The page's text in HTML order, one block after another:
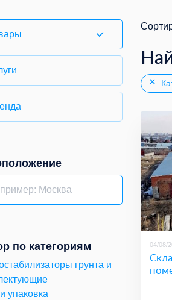
по категориям
грунта и
упаковка
04/08/